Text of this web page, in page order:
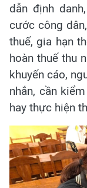
dẫn định
cước công
thuế, gia hạn
hoàn thuế thu
khuyến cáo,
nhắn, cần
hay thực hiện